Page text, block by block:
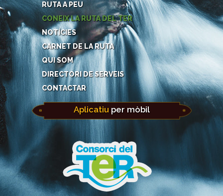
RUTA A PEU
CONEIX LA RUTA DEL TER
NOTÍCIES
CARNET DE LA RUTA
QUI SOM
DIRECTORI DE SERVEIS
CONTACTAR
Aplicatiuper mòbil